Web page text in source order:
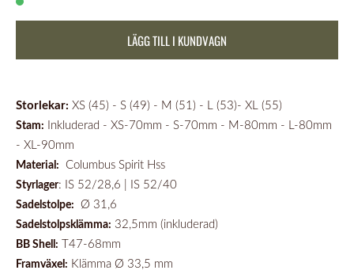
LÄGG TILL I KUNDVAGN
Storlekar: XS (45) - S (49) - M (51) - L (53)- XL (55)
Stam: Inkluderad - XS-70mm - S-70mm - M-80mm - L-80mm
- XL-90mm
Material: Columbus Spirit Hss
Styrlager: IS 52/28,6 | IS 52/40
Sadelstolpe: Ø 31,6
Sadelstolpsklämma: 32,5mm (inkluderad)
BB Shell: T47-68mm
Framväxel: Klämma Ø 33,5 mm